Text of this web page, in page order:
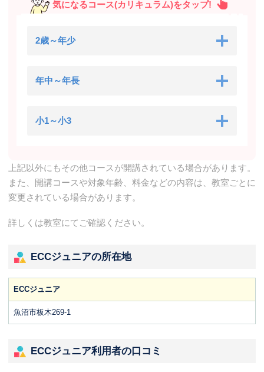
気になるコース(カリキュラム)をタップ!
2歳～年少
年中～年長
小1～小3
上記以外にもその他コースが開講されている場合があります。
また、開講コースや対象年齢、料金などの内容は、教室ごとに
変更されている場合があります。
詳しくは教室にてご確認ください。
ECCジュニアの所在地
ECCジュニア
魚沼市板木269-1
ECCジュニア利用者の口コミ